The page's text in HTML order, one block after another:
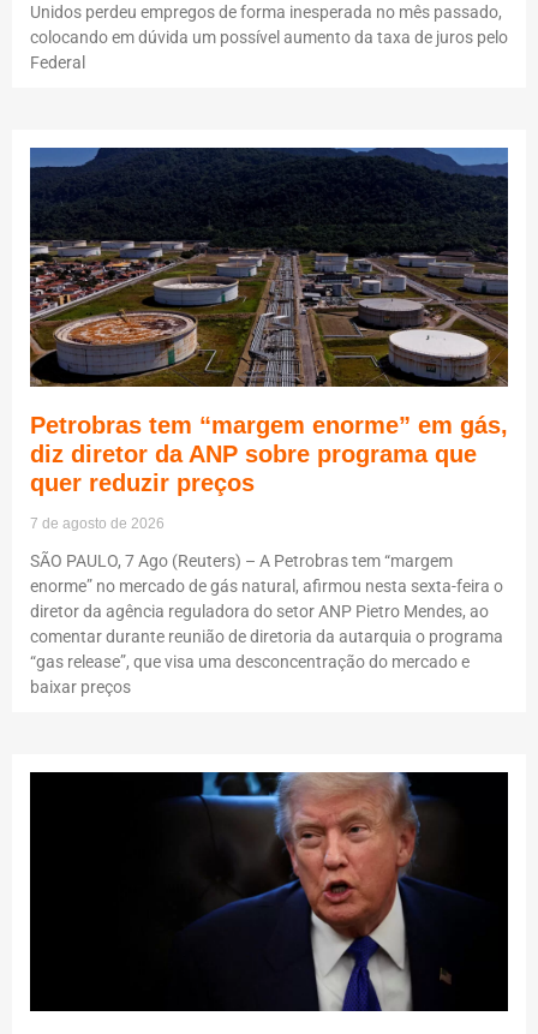
Unidos perdeu empregos de forma inesperada no mês passado,
colocando em dúvida um possível aumento da taxa de juros pelo
Federal
Petrobras tem “margem enorme” em gás,
diz diretor da ANP sobre programa que
quer reduzir preços
7 de agosto de 2026
SÃO PAULO, 7 Ago (Reuters) – A Petrobras tem “margem
enorme” no mercado de gás natural, afirmou nesta sexta-feira o
diretor da agência reguladora do setor ANP Pietro Mendes, ao
comentar durante reunião de diretoria da autarquia o programa
“gas release”, que visa uma desconcentração do mercado e
baixar preços